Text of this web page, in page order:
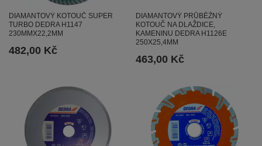
DIAMANTOVÝ KOTOUČ SUPER
TURBO DEDRA H1147
230MMX22,2MM
482,00 Kč
DIAMANTOVÝ PRŮBĚŽNÝ
KOTOUČ NA DLAŽDICE,
KAMENINU DEDRA H1126E
250X25,4MM
463,00 Kč